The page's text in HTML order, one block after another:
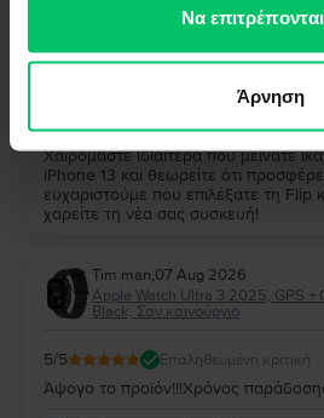
των υπηρεσιών τους.
Να
Άρνηση
Παρα πολυ καλο και αξιζει
Απάντηση από τη Flip
Σας ευχαριστούμε πολύ για την
Χαιρόμαστε ιδιαίτερα που μείνατε
iPhone 13 και θεωρείτε ότι
ευχαριστούμε που επιλέξατε τη Flip
χαρείτε τη νέα σας συσκευή!
Tim man,07 Aug 2026
Apple Watch Ultra 3 2025, GPS +
Black, Σαν καινούργιο
5/5 Επαληθευμένη κριτική
Άψογο το προϊόν!!!Χρόνος